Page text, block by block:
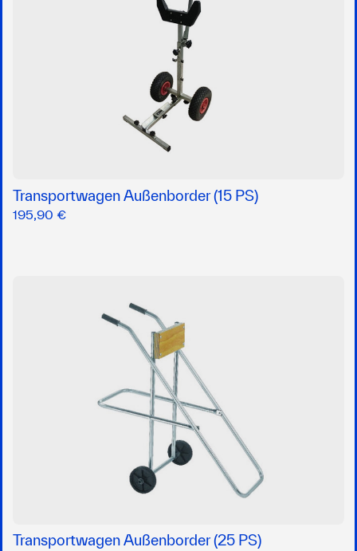
Transportwagen Außenborder (15 PS)
195,90 €
Transportwagen Außenborder (25 PS)